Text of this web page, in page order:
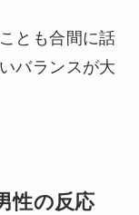
とも合間に話
バランスが大
性の反応